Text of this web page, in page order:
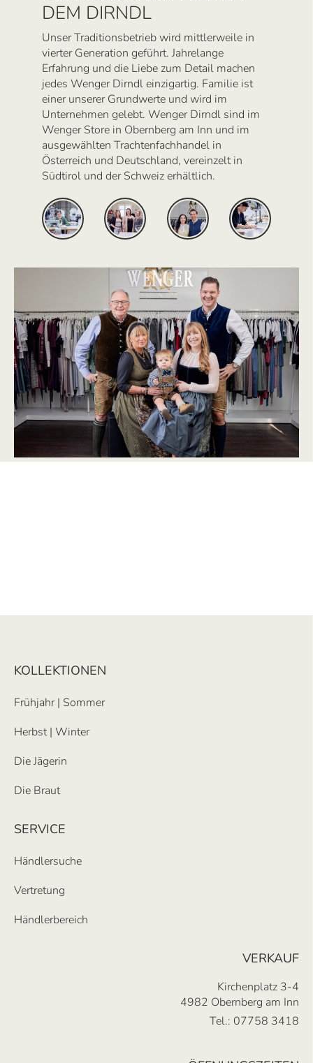
DEM DIRNDL
Unser Traditionsbetrieb wird mittlerweile in
vierter Generation geführt. Jahrelange
Erfahrung und die Liebe zum Detail machen
jedes Wenger Dirndl einzigartig. Familie ist
einer unserer Grundwerte und wird im
Unternehmen gelebt. Wenger Dirndl sind im
Wenger Store in Obernberg am Inn und im
ausgewählten Trachtenfachhandel in
Österreich und Deutschland, vereinzelt in
Südtirol und der Schweiz erhältlich.
KOLLEKTIONEN
Frühjahr | Sommer
Herbst | Winter
Die Jägerin
Die Braut
SERVICE
Händlersuche
Vertretung
Händlerbereich
VERKAUF
Kirchenplatz 3-4
4982 Obernberg am Inn
Tel.: 07758 3418